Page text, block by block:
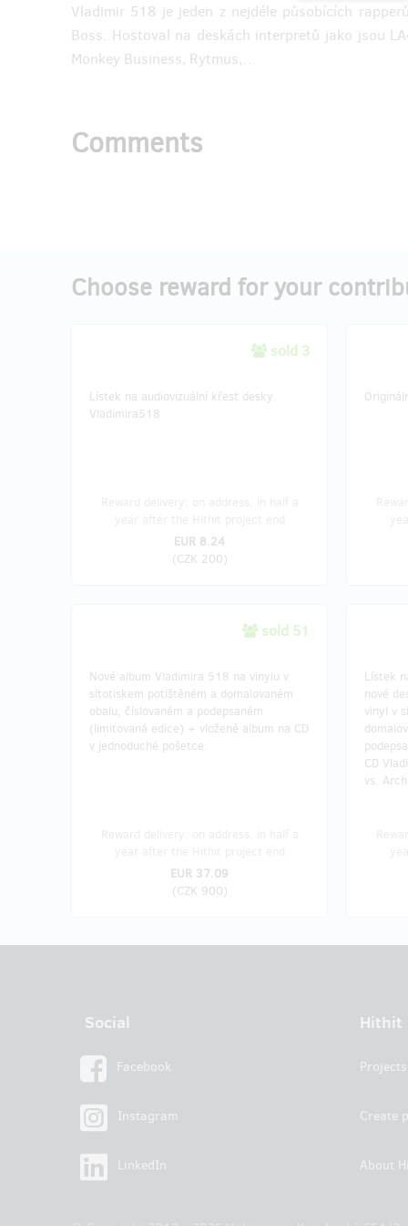
Vladimir 518 je jeden z nejdéle působících
Boss. Hostoval na deskách interpretů jako jsou
Monkey Business, Rytmus,…
Comments
Choose reward for your
sold 3
Lístek na audiovizuální křest desky
Vladimira518
EUR 8.24
(CZK 200)
sold 51
Nové album Vladimira 518 na vinylu v
sítotiskem potištěném a domalovaném
obalu, číslovaném a podepsaném
(limitovaná edice) + vložené album na CD
v jednoduché pošetce.
EUR 37.09
(CZK 900)
Lístek
nové
vinyl v
CD
vs.
Social
Facebook
Instagram
LinkedIn
Hithit
Projects
Create
About